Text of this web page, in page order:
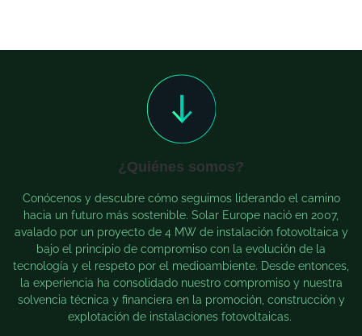
¿Quiénes somos?
Conócenos y descubre cómo seguimos liderando el camino
hacia un futuro más sostenible. Solar Europe nació en 2007,
avalado por un proyecto de 4 MW de instalación fotovoltaica y
bajo el principio de compromiso con la evolución de la
tecnología y el respeto por el medioambiente. Desde entonces,
la experiencia ha consolidado nuestro compromiso y nuestra
solvencia técnica y financiera en la promoción, construcción y
explotación de instalaciones fotovoltaicas.